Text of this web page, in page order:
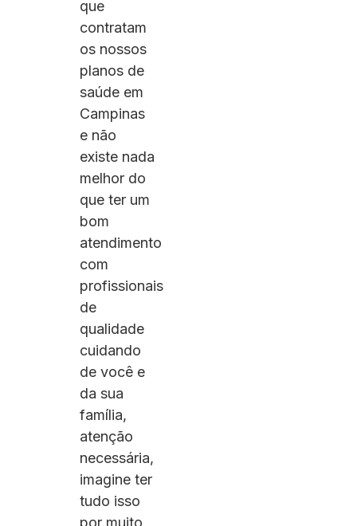
que
contratam
os nossos
planos de
saúde em
Campinas
e não
existe nada
melhor do
que ter um
bom
atendimento
com
profissionais
de
qualidade
cuidando
de você e
da sua
família,
atenção
necessária,
imagine ter
tudo isso
por muito